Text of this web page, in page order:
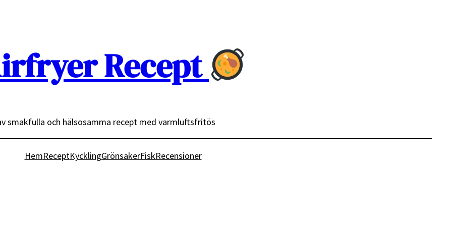
Recept
smakfulla och hälsosamma recept med varmluftsfritös
HemReceptKycklingGrönsakerFiskRecensioner